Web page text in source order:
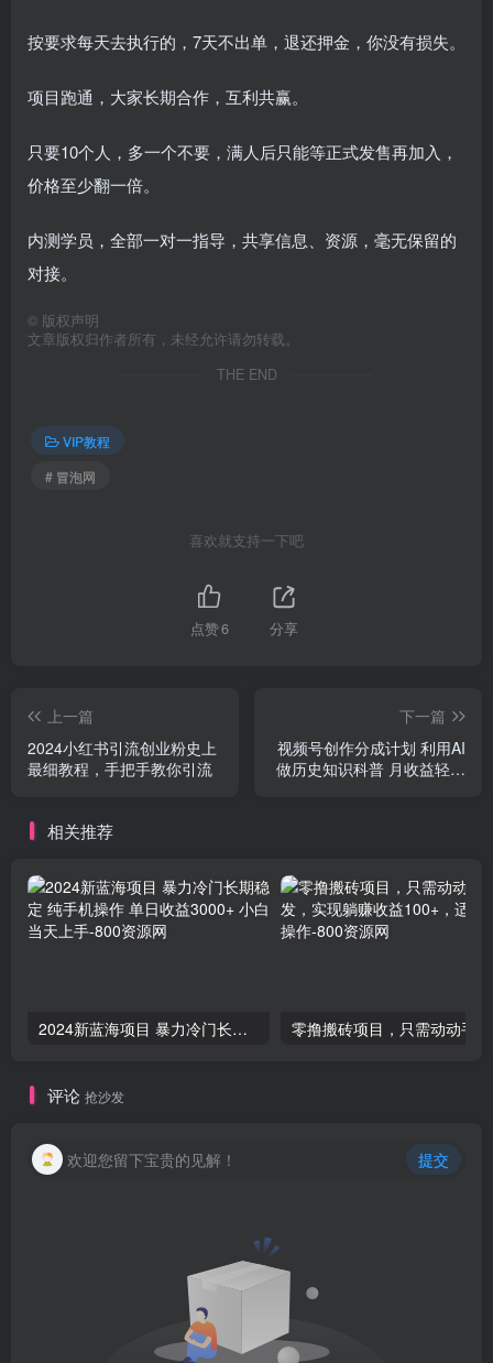
按要求每天去执行的，7天不出单，退还押金，你没有损失。
项目跑通，大家长期合作，互利共赢。
只要10个人，多一个不要，满人后只能等正式发售再加入，
价格至少翻一倍。
内测学员，全部一对一指导，共享信息、资源，毫无保留的
对接。
© 版权声明
文章版权归作者所有，未经允许请勿转载。
THE END
VIP教程
# 冒泡网
喜欢就支持一下吧
点赞6 分享
上一篇
2024小红书引流创业粉史上
最细教程，手把手教你引流
下一篇
视频号创作分成计划 利用AI
做历史知识科普 月收益轻松
相关推荐
2024新蓝海项目 暴力冷门长期稳定 纯手机操作 单日收益3000+ 小白当天上手
评论 抢沙发
欢迎您留下宝贵的见解！ 提交